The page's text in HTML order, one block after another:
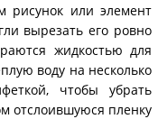
рисунок или элемент
вырезать его ровно
жидкостью для
воду на несколько
чтобы убрать
отслоившуюся пленку